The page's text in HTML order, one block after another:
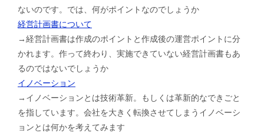
ないのです。では、何がポイントなのでしょうか
経営計画書について
→経営計画書は作成のポイントと作成後の運営ポイントに分
かれます。作って終わり、実施できていない経営計画書もあ
るのではないでしょうか
イノベーション
→イノベーションとは技術革新。もしくは革新的なできごと
を指しています。会社を大きく転換させてしまうイノベーシ
ョンとは何かを考えてみます